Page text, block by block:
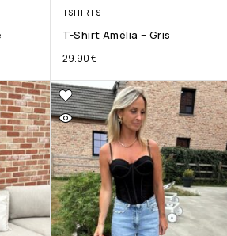
TSHIRTS
T-Shirt Amélia – Gris
29.90€